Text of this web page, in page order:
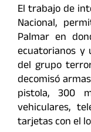
El trabajo de
Nacional,
Palmar en
ecuatorianos y
del grupo
decomisó
pistola, 300
vehiculares,
tarjetas con el